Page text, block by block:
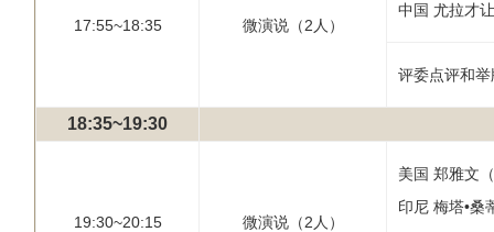
17:55~18:35 微演说（2人）
中国 尤拉才
评委点评和
18:35~19:30
19:30~20:15 微演说（2人）
美国 郑雅文
印尼 梅塔•桑